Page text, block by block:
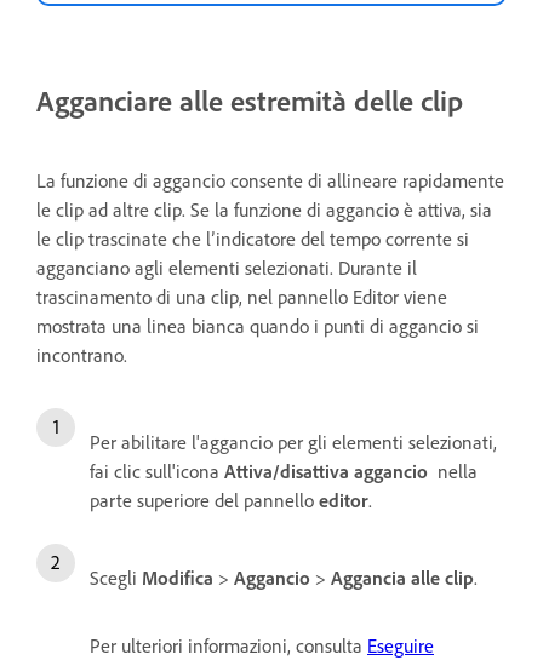
Agganciare alle estremità delle clip
La funzione di aggancio consente di allineare rapidamente
le clip ad altre clip. Se la funzione di aggancio è attiva, sia
le clip trascinate che l’indicatore del tempo corrente si
agganciano agli elementi selezionati. Durante il
trascinamento di una clip, nel pannello Editor viene
mostrata una linea bianca quando i punti di aggancio si
incontrano.
Per abilitare l'aggancio per gli elementi selezionati,
fai clic sull'icona Attiva/disattiva aggancio nella
parte superiore del pannello editor.
Scegli Modifica > Aggancio > Aggancia alle clip.
Per ulteriori informazioni, consulta Eseguire